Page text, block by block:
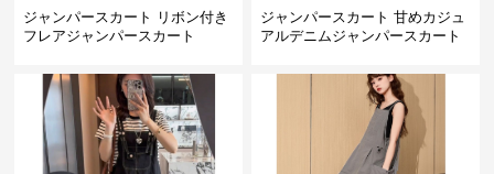
ジャンパースカート リボン付き
フレアジャンパースカート
ジャンパースカート 甘めカジュ
アルデニムジャンパースカート